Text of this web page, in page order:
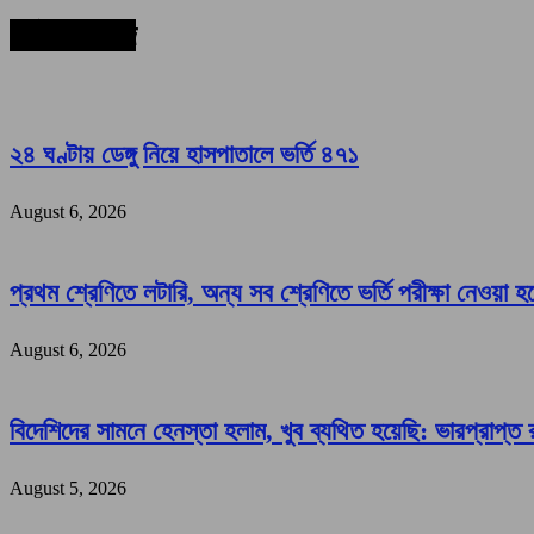
২৪ ঘণ্টায় ডেঙ্গু নিয়ে হাসপাতালে ভর্তি ৪৭১
August 6, 2026
প্রথম শ্রেণিতে লটারি, অন্য সব শ্রেণিতে ভর্তি পরীক্ষা নেওয়া
August 6, 2026
বিদেশিদের সামনে হেনস্তা হলাম, খুব ব্যথিত হয়েছি: ভারপ্রাপ্ত
August 5, 2026